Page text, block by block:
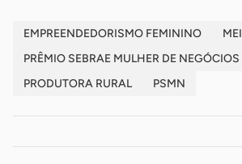
EMPREENDEDORISMO FEMININO MEI
PRÊMIO SEBRAE MULHER DE NEGÓCIOS
PRODUTORA RURAL
PSMN